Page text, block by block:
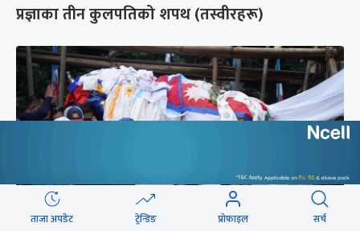
प्रज्ञाका तीन कुलपतिको शपथ (तस्वीरहरू)
ताजा अपडेट ट्रेन्डिङ प्रोफाइल सर्च